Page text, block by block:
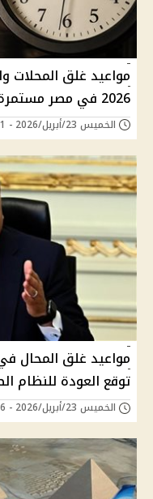
مواعيد غلق المحلات
2026 في مصر مستمرة دون تغيير رسمي
الخميس 23/أبريل/2026 - 11:31 م
توقع العودة للنظام
الخميس 23/أبريل/2026 - 01:56 م